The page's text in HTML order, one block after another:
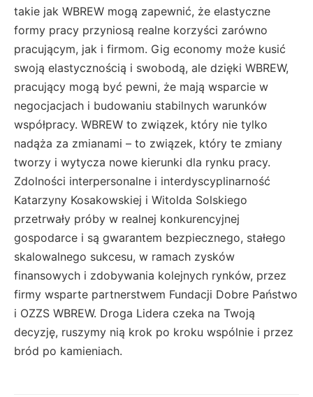
takie jak WBREW mogą zapewnić, że elastyczne
formy pracy przyniosą realne korzyści zarówno
pracującym, jak i firmom. Gig economy może kusić
swoją elastycznością i swobodą, ale dzięki WBREW,
pracujący mogą być pewni, że mają wsparcie w
negocjacjach i budowaniu stabilnych warunków
współpracy. WBREW to związek, który nie tylko
nadąża za zmianami – to związek, który te zmiany
tworzy i wytycza nowe kierunki dla rynku pracy.
Zdolności interpersonalne i interdyscyplinarność
Katarzyny Kosakowskiej i Witolda Solskiego
przetrwały próby w realnej konkurencyjnej
gospodarce i są gwarantem bezpiecznego, stałego
skalowalnego sukcesu, w ramach zysków
finansowych i zdobywania kolejnych rynków, przez
firmy wsparte partnerstwem Fundacji Dobre Państwo
i OZZS WBREW. Droga Lidera czeka na Twoją
decyzję, ruszymy nią krok po kroku wspólnie i przez
bród po kamieniach.